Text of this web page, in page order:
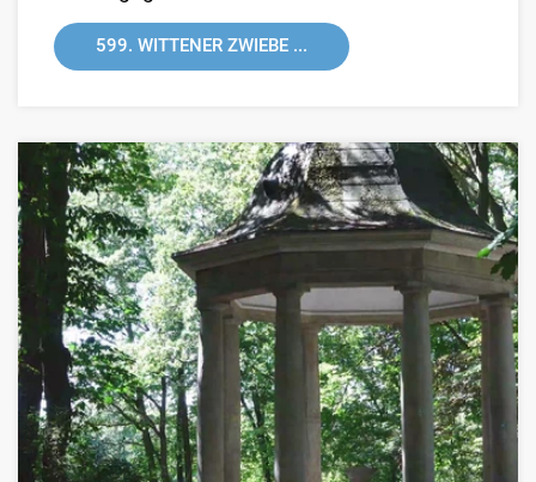
599. WITTENER ZWIEBE ...